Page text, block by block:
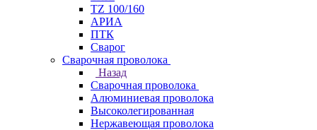
TZ 100/160
АРИА
ПТК
Сварог
Сварочная проволока
Назад
Сварочная проволока
Алюминиевая проволока
Высоколегированная
Нержавеющая проволока